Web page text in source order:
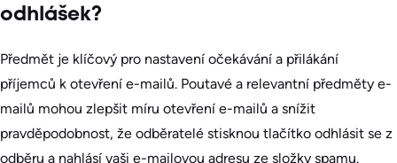
odhlášek?
Předmět je klíčový pro nastavení očekávání a přilákání
příjemců k otevření e-mailů. Poutavé a relevantní předměty e-
mailů mohou zlepšit míru otevření e-mailů a snížit
pravděpodobnost, že odběratelé stisknou tlačítko odhlásit se z
odběru a nahlásí vaši e-mailovou adresu ze složky spamu.